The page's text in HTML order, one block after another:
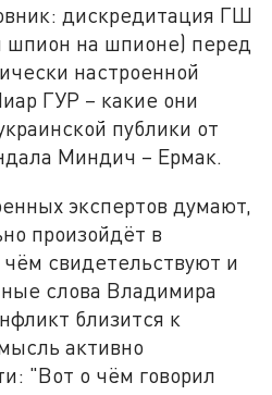
дискредитация ГШ
шпион на шпионе) перед
настроенной
ГУР – какие они
публики от
Миндич – Ермак.
экспертов думают,
произойдёт в
свидетельствуют и
слова Владимира
близится к
активно
"Вот о чём говорил